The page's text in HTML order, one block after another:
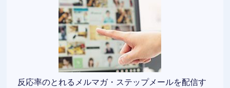
反応率のとれるメルマガ・ステップメールを配信す